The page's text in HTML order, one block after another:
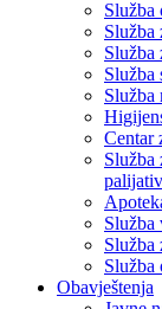
Služba
Služba
Služba
Služba
Služba
Centar
Služba
Služba
Služba
Služba
Obavještenja